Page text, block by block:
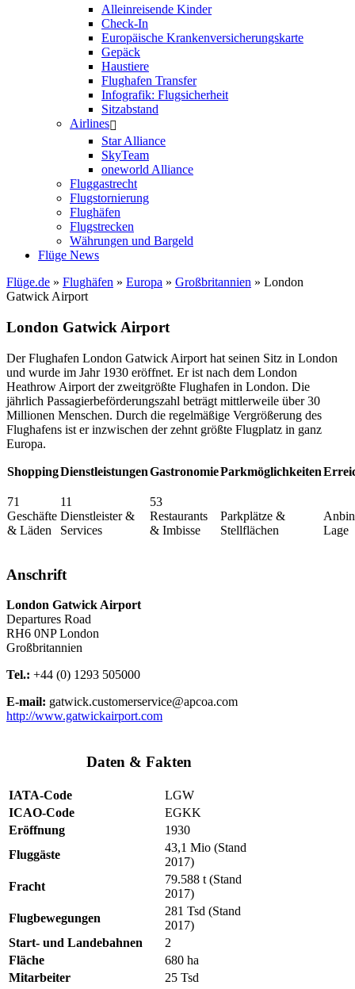
Alleinreisende Kinder
Check-In
Europäische Krankenversicherungskarte
Gepäck
Haustiere
Flughafen Transfer
Infografik: Flugsicherheit
Sitzabstand
Airlines
Star Alliance
SkyTeam
oneworld Alliance
Fluggastrecht
Flugstornierung
Flughäfen
Flugstrecken
Währungen und Bargeld
Flüge News
Flüge.de » Flughäfen » Europa » Großbritannien » London
Gatwick Airport
London Gatwick Airport
Der Flughafen London Gatwick Airport hat seinen Sitz in London
und wurde im Jahr 1930 eröffnet. Er ist nach dem London
Heathrow Airport der zweitgrößte Flughafen in London. Die
jährlich Passagierbeförderungszahl beträgt mittlerweile über 30
Millionen Menschen. Durch die regelmäßige Vergrößerung des
Flughafens ist er inzwischen der zehnt größte Flugplatz in ganz
Europa.
ShoppingDienstleistungenGastronomieParkmöglichkeiten
71
Geschäfte
& Läden
11
Dienstleister &
Services
53
Restaurants
& Imbisse
Parkplätze &
Stellflächen
Lage
Anschrift
London Gatwick Airport
Departures Road
RH6 0NPLondon
Großbritannien
Tel.: +44 (0) 1293 505000
E-mail: gatwick.customerservice@apcoa.com
http://www.gatwickairport.com
Daten & Fakten
IATA-Code
LGW
ICAO-Code
EGKK
Eröffnung
1930
Fluggäste
43,1 Mio (Stand
2017)
Fracht
79.588 t (Stand
2017)
Flugbewegungen
281 Tsd (Stand
2017)
Start- und Landebahnen
2
Fläche
680 ha
Mitarbeiter
25 Tsd